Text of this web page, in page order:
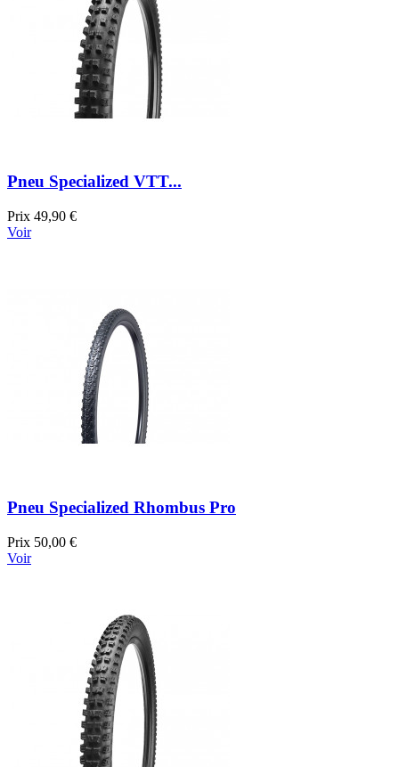
Pneu Specialized VTT...
Prix 49,90 €
Voir
Pneu Specialized Rhombus Pro
Prix 50,00 €
Voir